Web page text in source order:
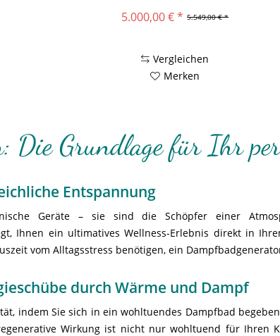
5.549,00 € *
5.000,00 € *
Vergleichen
Merken
Die Grundlage für Ihr
Entspannung
Geräte – sie sind die Schöpfer einer
Ihnen ein ultimatives Wellness-Erlebnis direkt in
vom Alltagsstress benötigen, ein
durch Wärme und Dampf
indem Sie sich in ein wohltuendes Dampfbad
Wirkung ist nicht nur wohltuend für Ihren